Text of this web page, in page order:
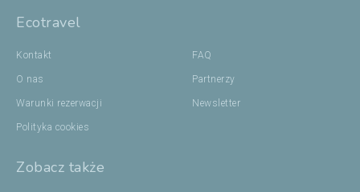
Ecotravel
Kontakt
O nas
Warunki rezerwacji
Polityka cookies
FAQ
Partnerzy
Newsletter
Zobacz także